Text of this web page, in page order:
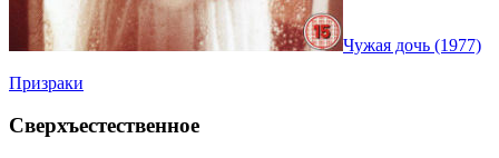
Чужая дочь (1977)
Призраки
Сверхъестественное